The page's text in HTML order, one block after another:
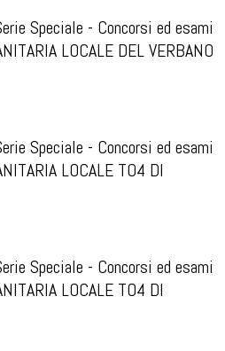
Speciale - Concorsi ed esami
LOCALE DEL VERBANO
Speciale - Concorsi ed esami
LOCALE TO4 DI
Speciale - Concorsi ed esami
LOCALE TO4 DI